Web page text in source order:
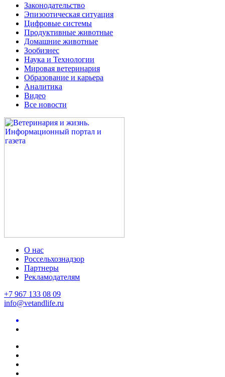
Законодательство
Эпизоотическая ситуация
Цифровые системы
Продуктивные животные
Домашние животные
Зообизнес
Наука и Технологии
Мировая ветеринария
Образование и карьера
Аналитика
Видео
Все новости
О нас
Россельхознадзор
Партнеры
Рекламодателям
+7 967 133 08 09
info@vetandlife.ru